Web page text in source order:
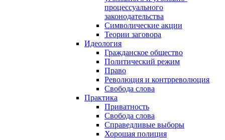
процессуального
законодательства
Символические акции
Теории заговора
Идеология
Гражданское общество
Политический режим
Право
Революция и контрреволюция
Свобода слова
Практика
Приватность
Свобода слова
Справедливые выборы
Хорошая полиция